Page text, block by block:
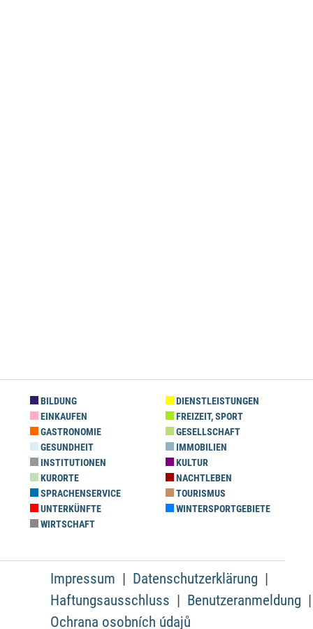
BILDUNG
DIENSTLEISTUNGEN
EINKAUFEN
FREIZEIT, SPORT
GASTRONOMIE
GESELLSCHAFT
GESUNDHEIT
IMMOBILIEN
INSTITUTIONEN
KULTUR
KURORTE
NACHTLEBEN
SPRACHENSERVICE
TOURISMUS
UNTERKÜNFTE
WINTERSPORTGEBIETE
WIRTSCHAFT
Impressum
Datenschutzerklärung
Haftungsausschluss
Benutzeranmeldung
Ochrana osobních údajů